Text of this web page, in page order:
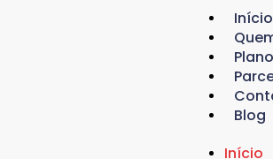
Início
Blog
Início